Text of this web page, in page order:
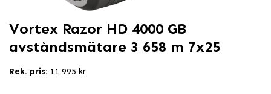
Vortex Razor HD 4000 GB
avståndsmätare 3 658 m 7x25
Rek. pris: 11 995 kr